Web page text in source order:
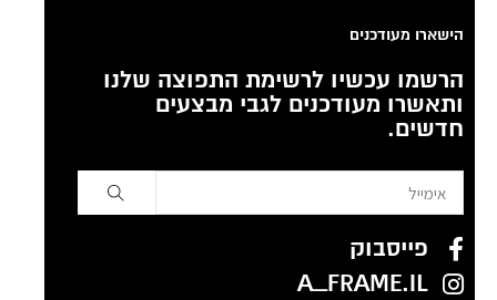
הישארו מעודכנים
הרשמו עכשיו לרשימת התפוצה שלנו
ותאשרו מעודכנים לגבי מבצעים
חדשים.
פייסבוק
A_FRAME.IL